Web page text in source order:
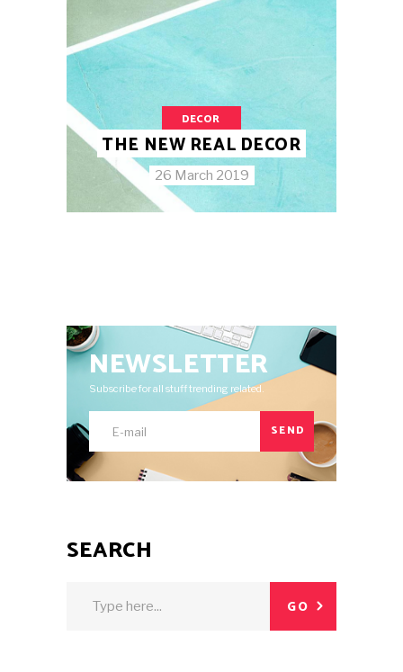
DECOR
THE NEW REAL DECOR
26 March 2019
NEWSLETTER
Subscribe for all stuff trending related.
SEND
SEARCH
GO